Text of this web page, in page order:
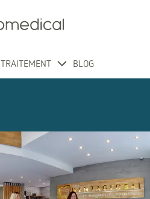
TRAITEMENT BLOG